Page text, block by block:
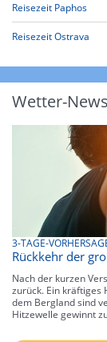
Reisezeit Paphos
Reisezeit Ostrava
Wetter-News
3-TAGE-
Rückkehr der
Nach der kurzen
zurück. Ein kräftiges
dem Bergland sind
Hitzewelle gewinnt